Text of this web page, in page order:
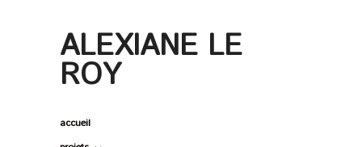
ALEXIANE LE
ROY
accueil